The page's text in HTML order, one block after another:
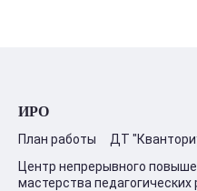
ИРО
План работы ДТ
Центр непрерывного
мастерства педагогических